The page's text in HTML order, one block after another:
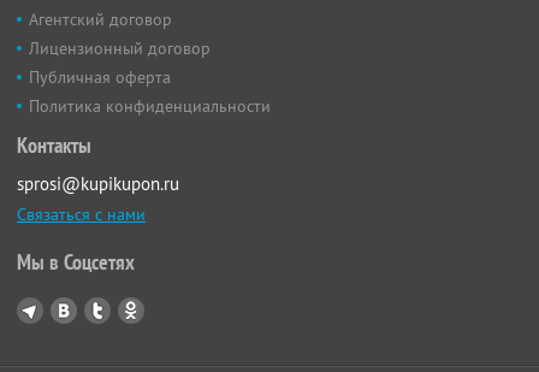
Агентский договор
Лицензионный договор
Публичная оферта
Политика конфиденциальности
Контакты
sprosi@kupikupon.ru
Связаться с нами
Мы в Соцсетях